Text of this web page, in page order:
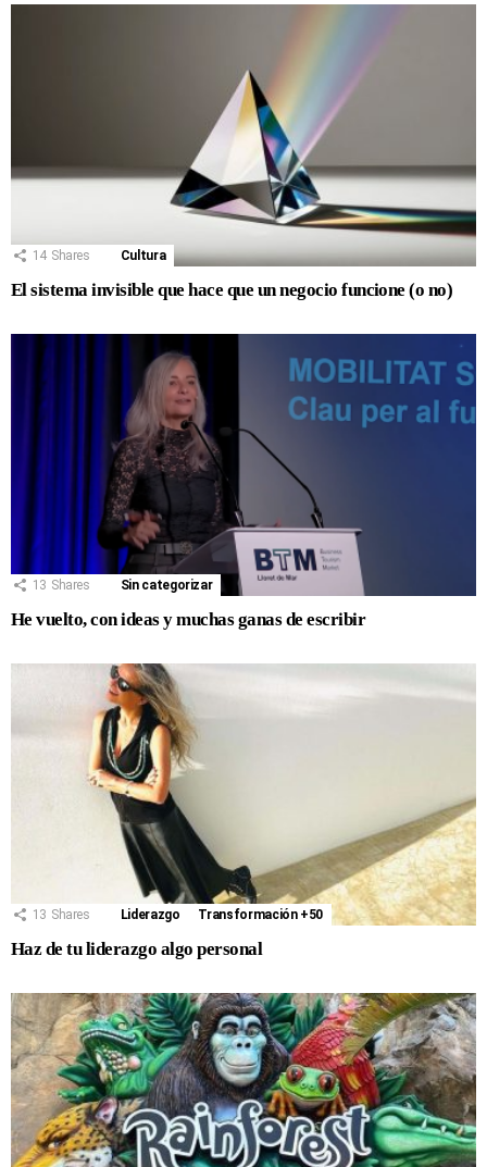
14 Shares Cultura
El sistema invisible que hace que un negocio funcione (o no)
13 Shares Sin categorizar
He vuelto, con ideas y muchas ganas de escribir
13 Shares Liderazgo Transformación +50
Haz de tu liderazgo algo personal